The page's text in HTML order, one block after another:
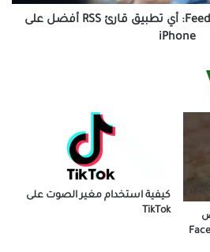
NetNewsWire مقابل Feedly: أي تطبيق قارئ RSS أفضل على
iPhone
كيفية استخدام مغير الصوت على
TikTok